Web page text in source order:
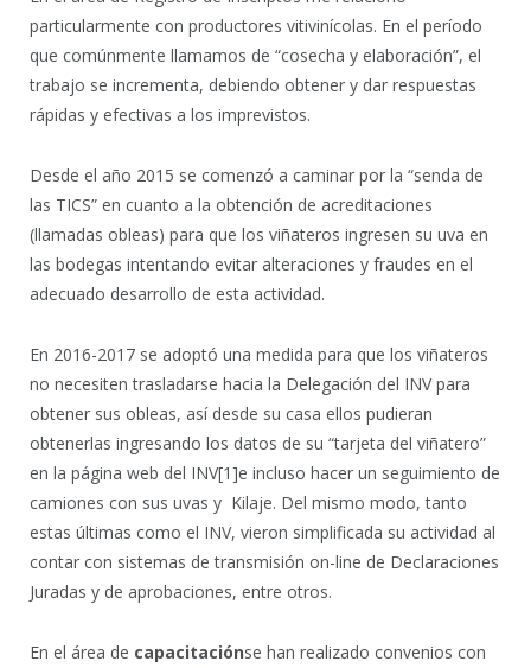
particularmente con productores vitivinícolas. En el período
que comúnmente llamamos de “cosecha y elaboración”, el
trabajo se incrementa, debiendo obtener y dar respuestas
rápidas y efectivas a los imprevistos.
Desde el año 2015 se comenzó a caminar por la “senda de
las TICS” en cuanto a la obtención de acreditaciones
(llamadas obleas) para que los viñateros ingresen su uva en
las bodegas intentando evitar alteraciones y fraudes en el
adecuado desarrollo de esta actividad.
En 2016-2017 se adoptó una medida para que los viñateros
no necesiten trasladarse hacia la Delegación del INV para
obtener sus obleas, así desde su casa ellos pudieran
obtenerlas ingresando los datos de su “tarjeta del viñatero”
en la página web del INV[1]e incluso hacer un seguimiento de
camiones con sus uvas y Kilaje. Del mismo modo, tanto
estas últimas como el INV, vieron simplificada su actividad al
contar con sistemas de transmisión on-line de Declaraciones
Juradas y de aprobaciones, entre otros.
En el área de capacitaciónse han realizado convenios con